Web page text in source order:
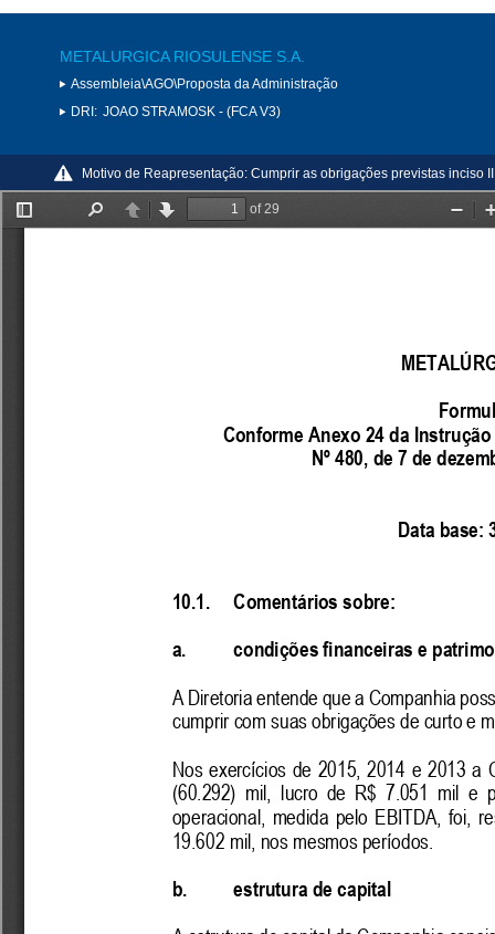
METALURGICA RIOSULENSE S.A.
Assembleia\AGO\Proposta da Administração
DRI: JOAO STRAMOSK - (FCA V3)
Motivo de Reapresentação: Cumprir as obrigações previstas inciso